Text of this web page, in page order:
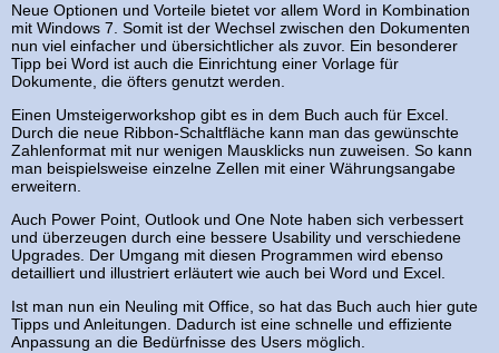
Neue Optionen und Vorteile bietet vor allem Word in Kombination
mit Windows 7. Somit ist der Wechsel zwischen den Dokumenten
nun viel einfacher und übersichtlicher als zuvor. Ein besonderer
Tipp bei Word ist auch die Einrichtung einer Vorlage für
Dokumente, die öfters genutzt werden.
Einen Umsteigerworkshop gibt es in dem Buch auch für Excel.
Durch die neue Ribbon-Schaltfläche kann man das gewünschte
Zahlenformat mit nur wenigen Mausklicks nun zuweisen. So kann
man beispielsweise einzelne Zellen mit einer Währungsangabe
erweitern.
Auch Power Point, Outlook und One Note haben sich verbessert
und überzeugen durch eine bessere Usability und verschiedene
Upgrades. Der Umgang mit diesen Programmen wird ebenso
detailliert und illustriert erläutert wie auch bei Word und Excel.
Ist man nun ein Neuling mit Office, so hat das Buch auch hier gute
Tipps und Anleitungen. Dadurch ist eine schnelle und effiziente
Anpassung an die Bedürfnisse des Users möglich.